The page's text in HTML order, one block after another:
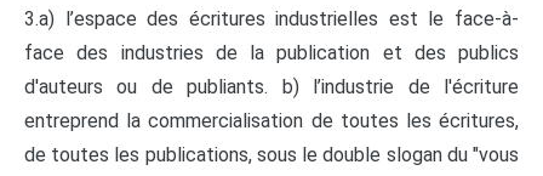
3.a) l’espace des écritures industrielles est le face-à-
face des industries de la publication et des publics
d'auteurs ou de publiants. b) l’industrie de l'écriture
entreprend la commercialisation de toutes les écritures,
de toutes les publications, sous le double slogan du "vous